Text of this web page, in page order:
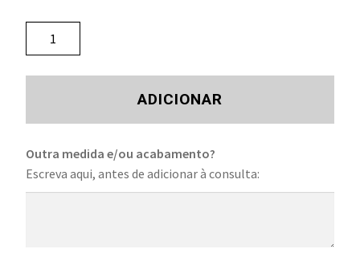
ADICIONAR
Outra medida e/ou acabamento?
Escreva aqui, antes de adicionar à consulta: